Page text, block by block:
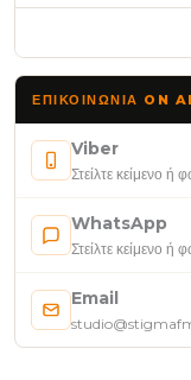
ΕΠΙΚΟΙΝΩΝΊΑ ON
Viber
Στείλτε κείμενο ή
WhatsApp
Στείλτε κείμενο ή
Email